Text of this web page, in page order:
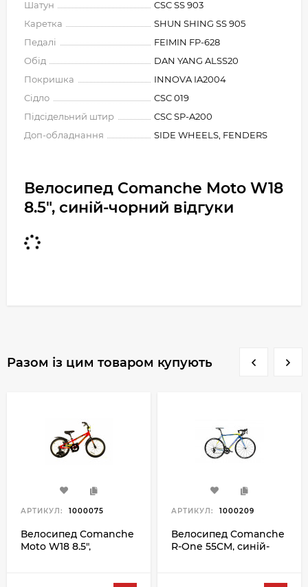
Шатун
CSC SS 903
Каретка
SHUN SHING SS 905
Педалі
FEIMIN FP-628
Обід
DAN YANG ALSS20
Покришка
INNOVA IA2004
Сідло
CSC 019
Підсідельний штир
CSC SP-A200
Доп-обладнання
SIDE WHEELS, FENDERS
Велосипед Comanche Moto W18
8.5", синій-чорний відгуки
Разом із цим товаром купують
АРТИКУЛ: 1000075
Велосипед Comanche
Moto W18 8.5",
АРТИКУЛ: 1000209
Велосипед Comanche
R-One 55CM, синій-